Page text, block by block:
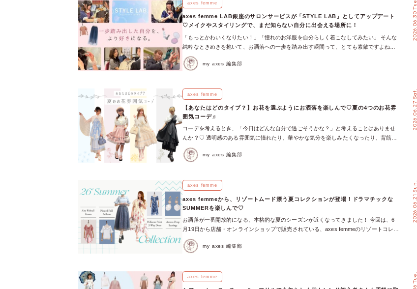
羽織り物を用意しておきましょう。 夏用のカーディガン、ポンチョ、ジャケットを1枚
用意しておくと安心です。 【機能性】夏のオフィスカジュアルコーデおすすめアイテム
最初は、UVカット機能や吸水速乾機能のある夏にマストなレディースアイテムから紹介
します♡ 夏のオフィスカジュアルおすすめ機能性アイテム①吸水速乾ローズリブプルオ
ーバー 巻きバラ・パール・ビーズをネックレスのように襟ぐりに施した装飾性の高いデ
います。 ふわっと広がるフレア袖にも、巻きバラ＋パールを施し、細部までこだわりの
あるデザインです。袖口からはチュールフリルが覗くデザインで、フェミニンさをプラ
おすすめ機能性アイテム②吸水速乾フラワーレースタンク オリジナルのフラワーレース
を前後に華やかに施しました♪お花っぽい形に並べたビジューと、散りばめたパールたち
がキラッ光るデザインが◎ コットン見えのマットなレースなので、カジュアルアイテム
との合わせにもピッタリです。 \ ♡素材感・カラー展開・スタイリングをチェック
♡ / 夏のオフィスカジュアルおすすめ機能性アイテム③バックレースＵＶポンチョ た
っぷりのドレープと繊細なレース使いで、後ろ姿も華やかに決まるアイテム。夏の装い
に嬉しいUVカット仕様です♡ ボタンを留めて袖口を作ればカーディガン風に、外すとケ
ープ風に着こなしが楽しめます。腕全体を覆ってくれる長さで、日差しからしっかり守
ジュアルコーデおすすめアイテム 夏のオフィスカジュアルコーデに外せない、サラッと
テム①ダブルジップブラウス 両肩に配されたジップで、肌見せの調整ができるこだわり
仕様のデザイン♡ ボディはマットな素材感×襟はシボ感のある生地で、異素材感を演
出。キラッとビジューのボタン使い、切り替えが程よく甘さとモード感をミックスしま
した◎ シャツとしても羽織としても着回せます。 \ ♡素材感・カラー展開・スタイリ
ングをチェック♡ / 夏のオフィスカジュアルおすすめアイテム②フラワー刺繍スキッパ
ーシャツ 顔回りをすっきり見せるスキッパーデザイン。二の腕をカバーしてくれる五分
♡ / 夏のオフィスカジュアルおすすめアイテム③袖リボンストライプシャツ コンパク
トな丈感に対し、程よくゆとりのあるシルエットで抜け感を演出♡ ストライプが縦のラ
評だったAnime Expoに、今年も参加が決定！ Anime Expoとは、北米最大級の日本のポ
やゲーム、音楽、ファッションなど、日本文化を愛する世界中のファンが大集結！ axes
femmeも日本発のファッションブランドとして、現地でその魅力をお届けします♡
【mobility】7月のaxes mobilityは11日(土)奈良・12日(日)大阪・18日(土)〜19日(日)長野
へ！ 7月のaxes mobilityは、7/11(土)に奈良のイオンモール橿原、7/12(日)に大阪のくず
はモール、7/18(土)に長野の須坂、7/19(日)に長野の松本で開催します♪ この投稿を
Instagramで見る axes femme NEWS(@axes_femme_news)がシェアした投稿 全国各地
限定のHAPPY BAGや限定グッズ、毎回大人気のfemmeガチャなど、axes mobilityでしか
手に入らないアイテムがたっぷり♪ さらに、各地の人気スタッフもイベントに参戦！ あ
なたの推しスタッフと一緒に楽しめる、axes femme好きには見逃せないイベントです♡
で繋がれるハッシュタグハッシュタグは「#ファムワゴンでつながろう」もご用意
♡TwitterやInstagramに投稿して、みんなでつながりましょう☆ ①mobility限定 HAPPY
BAG 今から着用できるアイテムが入っています♪ POETIQUE 5500円（6点入）
axesfemme 5500円（6点入）KIDS 120cm/130cm 5500円（6点入） ※数量限定、無く
Tシャツ、スマホリング、缶ミラー、ステッカーシールなど… ③mobility限定 ガチャ
axes femmeの小物、アクセサリーが入ったガチャ！ […]
axes femme
axes femme LAB銀座のサロンサービスが「STYLE LAB」としてアップデート
♡メイクやスタイリングで、まだ知らない自分に出会える場所に！
「もっとかわいくなりたい！」「憧れのお洋服を自分らしく着こなしてみたい」 そんな
純粋なときめきを抱いて、お洒落への一歩を踏み出す瞬間って、とても素敵ですよね♡
これまで多くの方々の「似合う」を見つけてきた予約制サロン・axes femme LAB銀座で
提供しているサロンサービスが、2026年6月から新たに「STYLE LAB（スタイルラ
イリングサービスを一足お先に体験したレポートまで、たっぷりご紹介します♬ 誰もが
axes femmeを運営する株式会社アイジーエーの東京本社に併設されている、完全予約制
のサロン・axes femme LAB銀座。 これまで、骨格診断やパーソナルカラー診断（4シー
ズン／16タイプ）を通じて、理論的にお洒落を楽しむ方法をお伝えしてきました。 2026
年6月からは、「自分をアップデートする体験を」をコンセプトに掲げ、提供サービスが
「STYLE LAB」として生まれ変わりました◎ お客様一人ひとりが持つ「かわいくなりた
い！」「憧れの可愛いお洋服を着こなしたい！」という思いに今まで以上に寄り添い、
LAB」にかける思いを、骨格診断やパーソナルカラー診断を手掛けるのsuzuさん、そし
てスタイリングサービスを担当するあやかさん、メイクレッスンコースのnatsuさんに、
インタビューしました！ 総勢1000名以上の出会いから気づいた、心の奥にある本当の願
い…！」スタッフゆーさんが体験した3スタイリング 今回は、スタイリングスタッフ・
あやかさんのスタイリングコースを入間アウトレット店のゆーさんが実際に体験するこ
とに♡ ゆーさんとお話しながら、3つのテーマでスタイリングを組みました◎
STYLING01 黒×ピンクで魅せる♡甘辛ドールなサブカルコーデ POETIQUEの黒リボン
合わせた、レーベルの枠を越えたMIXスタイリング♡ ハリ感のある立体的なボウタイリ
ボンと、裾チュールが贅沢に広がるフレアスカートの組み合わせが、まるでドールのよ
my axes 編集部
2026.06.30 Tue.
axes femme
【あなたはどのタイプ？】お花を選ぶようにお洒落を楽しんで♡夏の4つのお花雰
囲気コーデ♬
コーデを考えるとき、「今日はどんな自分で過ごそうかな？」と考えることはありませ
んか？♡ 透明感のある雰囲気に憧れたり、華やかな気分を楽しみたくなったり、背筋が
伸びるような上品さをまといたくなったり。 今回は、紫陽花・バラ・ユリ・ひまわりの
夏のお花が持つ魅力を落とし込んだスタイリングをご紹介♬ あなたは、どのお花雰囲気
まるで雨上がりにきらめく紫陽花のような、やさしく涼やかな雰囲気を落とし込んだコ
ングは、透明感を演出してくれます♪ ＞＞ スタッフ着用アイテム ＜＜ ＞＞ スタッ
フ着用アイテム ＜＜ 思わず目を惹く華やかさが好きなあなたは…「バラタイプ」 とき
めきや華やぎを思いっきり楽しみたいあなたには、バラをイメージしたコーデがぴった
り♡ フリルやリボン、ローズカラーを取り入れたコーデは、一輪でも気高く咲き誇るバ
ラのように気分まで特別にしてくれそう♡ 華やかでロマンティックな魅力を楽しめるス
タイルをぜひ♬ ＞＞ スタッフ着用アイテム ＜＜ ＞＞ スタッフ着用アイテム ＜＜
のコントラストやデザインの効いたアイテムを取り入れるとで、大人っぽく品のある雰
囲気が演出できるはず◎ ユリがもつ芯のある美しさを、ファッションで味わってみて。
my axes 編集部
2026.06.27 Sat.
axes femme
axes femmeから、リゾートムード漂う夏コレクションが登場！ドラマチックな
SUMMERを楽しんで♡
お洒落が一番開放的になる、本格的な夏のシーズンが近くなってきました！ 今回は、6
月19日から店舗・オンラインショップで販売されている、axes femmeのリゾートコレク
ションをご紹介♡ 南国の花々を思わせる華やかな柄や、風をまとうような軽やかな素材
使いなど、夏のお出かけ気分を高めてくれるアイテムがラインナップ♪ 夏の思い出を誰
楊柳ガウン 【アクセサリー】オーロラドロップイヤリング 今年の夏はリゾートコレクシ
my axes 編集部
2026.06.21 Sun.
axes femme